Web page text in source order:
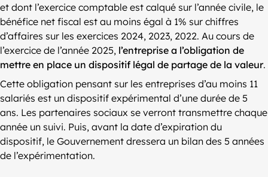
et dont l’exercice comptable est calqué sur l’année civile, le
bénéfice net fiscal est au moins égal à 1% sur chiffres
d’affaires sur les exercices 2024, 2023, 2022. Au cours de
l’exercice de l’année 2025, l’entreprise a l’obligation de
mettre en place un dispositif légal de partage de la valeur.
Cette obligation pensant sur les entreprises d’au moins 11
salariés est un dispositif expérimental d’une durée de 5
ans. Les partenaires sociaux se verront transmettre chaque
année un suivi. Puis, avant la date d’expiration du
dispositif, le Gouvernement dressera un bilan des 5 années
de l’expérimentation.